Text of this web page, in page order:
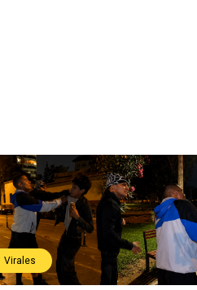
Virales